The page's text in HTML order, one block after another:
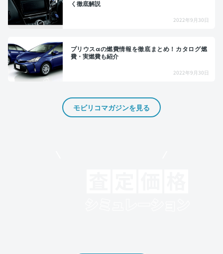
く徹底解説
2022年9月30日
プリウスαの燃費情報を徹底まとめ！カタログ燃
費・実燃費も紹介
2022年9月30日
モビリコマガジンを見る